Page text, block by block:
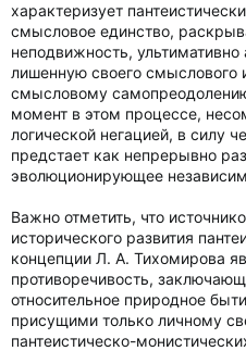
характеризует
смысловое единство,
неподвижность,
лишенную своего смыслового
смысловому
момент в этом процессе,
логической негацией, в силу
предстает как непрерывно
эволюционирующее
Важно отметить, что
исторического развития
концепции Л. А. Тихомирова
противоречивость,
относительное природное
присущими только личному
пантеистическо-